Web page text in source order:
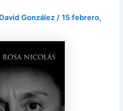
David González/15 febrero,